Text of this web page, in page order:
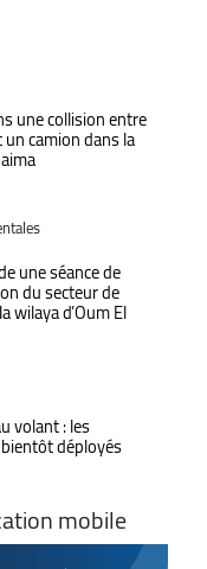
une collision entre
camion dans la
une séance de
du secteur de
wilaya d’Oum El
volant : les
déployés
mobile